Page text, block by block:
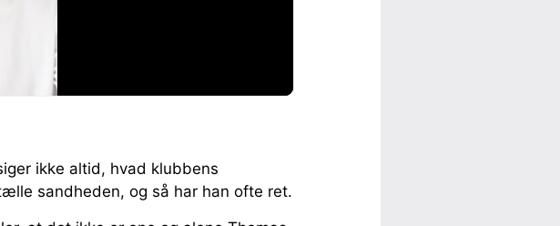
ikke altid, hvad klubbens
sandheden, og så har han ofte ret.